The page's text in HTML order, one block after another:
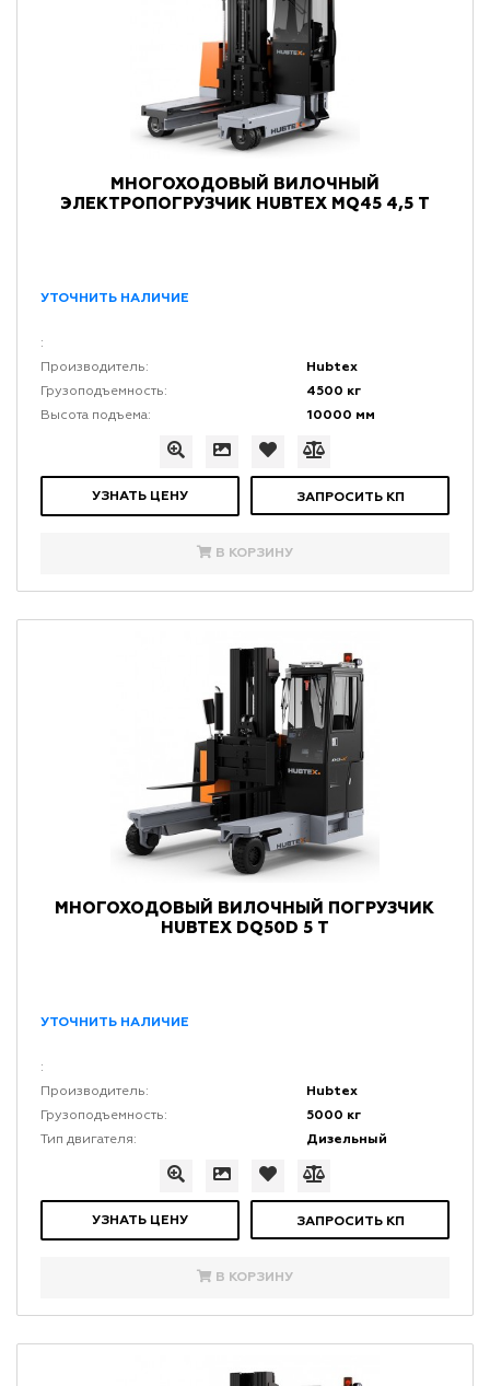
МНОГОХОДОВЫЙ ВИЛОЧНЫЙ
ЭЛЕКТРОПОГРУЗЧИК HUBTEX MQ45 4,5 Т
УТОЧНИТЬ НАЛИЧИЕ
:
Производитель:
Hubtex
Грузоподъемность: 4500 кг
Высота подъема: 10000 мм
УЗНАТЬ ЦЕНУ ЗАПРОСИТЬ КП
В КОРЗИНУ
МНОГОХОДОВЫЙ ВИЛОЧНЫЙ ПОГРУЗЧИК
HUBTEX DQ50D 5 Т
УТОЧНИТЬ НАЛИЧИЕ
:
Производитель:
Hubtex
Грузоподъемность: 5000 кг
Тип двигателя: Дизельный
УЗНАТЬ ЦЕНУ ЗАПРОСИТЬ КП
В КОРЗИНУ